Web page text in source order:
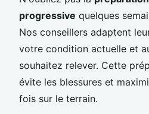
progressive quelques
Nos conseillers adaptent
votre condition actuelle et
souhaitez relever. Cette
évite les blessures et
fois sur le terrain.